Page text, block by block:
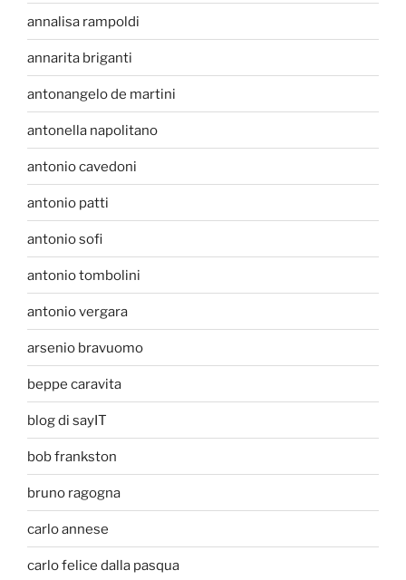
annalisa rampoldi
annarita briganti
antonangelo de martini
antonella napolitano
antonio cavedoni
antonio patti
antonio sofi
antonio tombolini
antonio vergara
arsenio bravuomo
beppe caravita
blog di sayIT
bob frankston
bruno ragogna
carlo annese
carlo felice dalla pasqua